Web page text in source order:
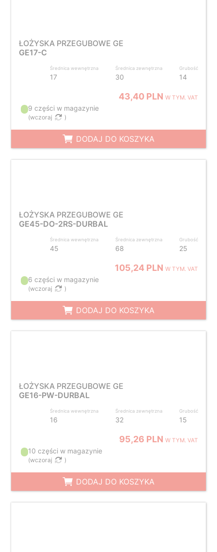
ŁOŻYSKA PRZEGUBOWE GE
GE17-C
Średnica wewnętrzna
17
Średnica zewnętrzna
30
Grubość
14
43,40 PLNW TYM. VAT
9 części w magazynie
(wczoraj )
DODAJ DO KOSZYKA
ŁOŻYSKA PRZEGUBOWE GE
GE45-DO-2RS-DURBAL
Średnica wewnętrzna
45
Średnica zewnętrzna
68
Grubość
25
105,24 PLNW TYM. VAT
6 części w magazynie
(wczoraj )
DODAJ DO KOSZYKA
ŁOŻYSKA PRZEGUBOWE GE
GE16-PW-DURBAL
Średnica wewnętrzna
16
Średnica zewnętrzna
32
Grubość
15
95,26 PLNW TYM. VAT
10 części w magazynie
(wczoraj )
DODAJ DO KOSZYKA